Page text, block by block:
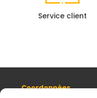
Service client
Coordonnées